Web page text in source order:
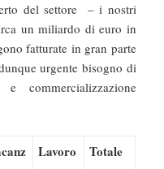
del settore – i nostri
un miliardo di euro in
fatturate in gran parte
urgente bisogno di
commercializzazione
Lavoro Totale